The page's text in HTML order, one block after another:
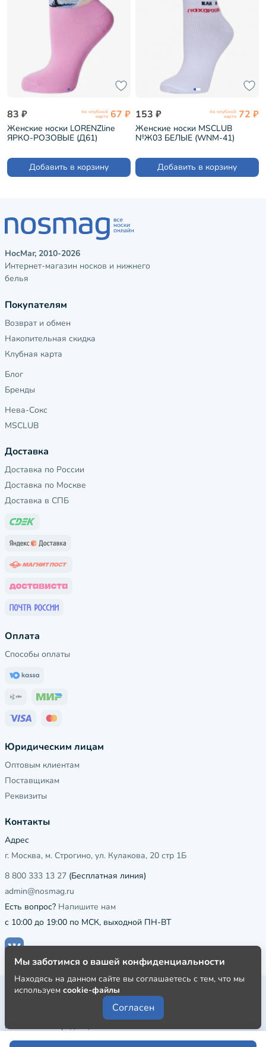
83 ₽ по клубной
карте 67 ₽
Женские носки LORENZline
ЯРКО-РОЗОВЫЕ (Д61)
Добавить в корзину
153 ₽ по клубной
карте 72 ₽
Женские носки MSCLUB
№Ж03 БЕЛЫЕ (WNM-41)
Добавить в корзину
НосМаг, 2010-2026
Интернет-магазин носков и нижнего
белья
Покупателям
Возврат и обмен
Накопительная скидка
Клубная карта
Блог
Бренды
Нева-Сокс
MSCLUB
Доставка
Доставка по России
Доставка по Москве
Доставка в СПБ
Оплата
Способы оплаты
Юридическим лицам
Оптовым клиентам
Поставщикам
Реквизиты
Контакты
Адрес
г. Москва, м. Строгино, ул. Кулакова, 20 стр 1Б
8 800 333 13 27 (Бесплатная линия)
admin@nosmag.ru
Есть вопрос? Напишите нам
с 10:00 до 19:00 по МСК, выходной ПН-ВТ
Публичная оферта
Пользовательское соглашение
Политика конфиденциальности
Мы заботимся о вашей конфиденциальности
Находясь на данном сайте вы соглашаетесь с тем, что мы
используем cookie-файлы
Согласен